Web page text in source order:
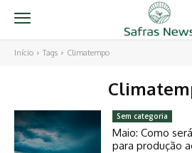
Início Tags Climatempo
Sem categoria
Maio: Como
para produção